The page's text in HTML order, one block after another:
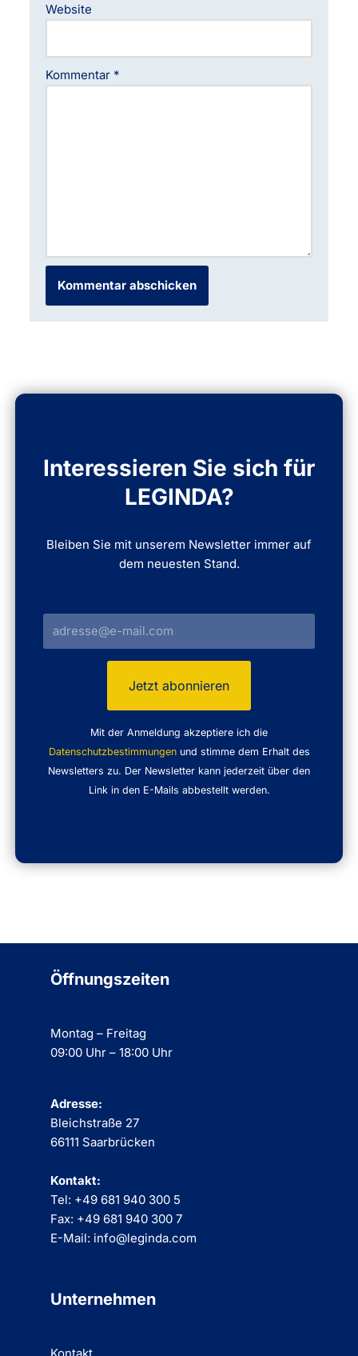
Website
Kommentar *
Interessieren Sie sich für
LEGINDA?
Bleiben Sie mit unserem Newsletter immer auf
dem neuesten Stand.
Mit der Anmeldung akzeptiere ich die
Datenschutzbestimmungenund stimme dem Erhalt des
Newsletters zu. Der Newsletter kann jederzeit über den
Link in den E-Mails abbestellt werden.
Öffnungszeiten
Montag – Freitag
09:00 Uhr – 18:00 Uhr
Adresse:
Bleichstraße 27
66111 Saarbrücken
Kontakt:
Tel: +49 681 940 300 5
Fax: +49 681 940 300 7
E-Mail: info@leginda.com
Unternehmen